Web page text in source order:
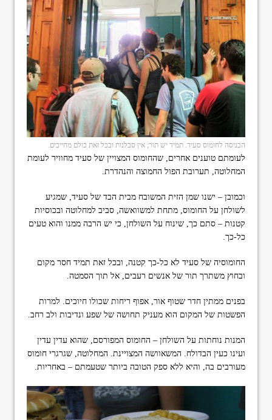
הכניסה לחומוס סעיד. תמיד יש תור; אין סבלנות ובכל זאת כולם מחייכים.
לעומתם טוענים אחרים, שהחומוס המצויין של סעיד מחוויר לעומת
המחלוטה, תערובת הפול החמוצה והנהדרת.
וכמובן – ישנו שמן הזית המשובח מבית הבד של סעיד, שמגיע
לשולחן על החומוס, מתחת למשוואשה, סביב למחלוטה ובכוסיות
קטנות – סתם כך, שינוח על השולחן, כי יש הרבה ממנו והוא טעים
כל-כך.
החומוסיה של סעיד לא כל-כך קטנה, ובכל זאת תמיד חסר מקום
ובחוץ משתרך תור של אנשים רעבים, אל תוך הסמטה.
בפנים ממתין חדר שטוף אור, אפוף ריחות שכולו חיוכים. למרות
הפשטות של המקום הוא מעניק תחושה של שפע ונדיבות ולב רחב.
המנות נוחתות על השולחן – החומוס המפורסם, שהוא עדין עדין
ועינו כעין הבדולח. המשאוושה המצויינת. המחלוטה, שגרגרי חומוס
מעורבים בה, והיא ללא ספק הטובה ביותר שטעמתם – באחריות.